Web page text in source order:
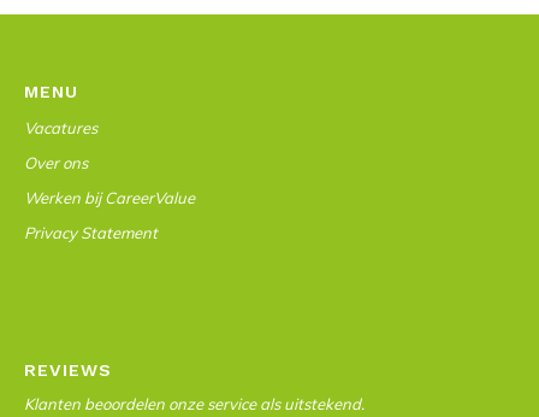
MENU
Vacatures
Over ons
Werken bij CareerValue
Privacy Statement
REVIEWS
Klanten beoordelen onze service als uitstekend.